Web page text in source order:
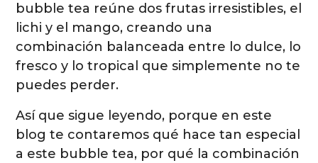
bubble tea reúne dos frutas irresistibles, el
lichi y el mango, creando una
combinación balanceada entre lo dulce, lo
fresco y lo tropical que simplemente no te
puedes perder.
Así que sigue leyendo, porque en este
blog te contaremos qué hace tan especial
a este bubble tea, por qué la combinación